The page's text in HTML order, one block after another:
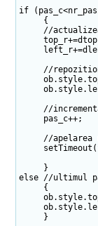
if
{
//
//
//
pas_c++;
//apelarea
}
else //ultimul
{
}